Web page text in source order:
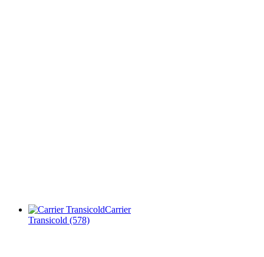
Carrier
Transicold (578)